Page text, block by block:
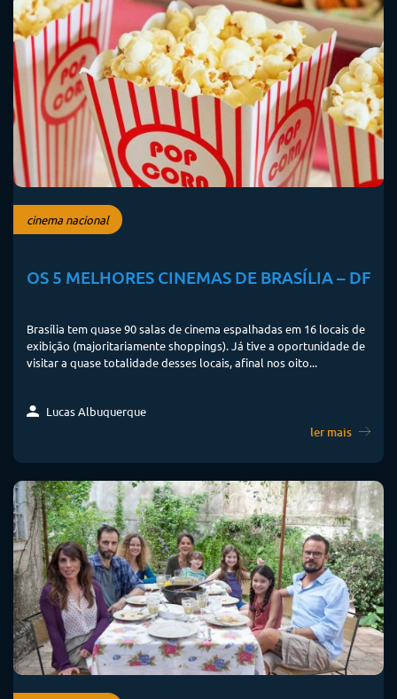
cinema nacional
OS 5 MELHORES CINEMAS DE BRASÍLIA – DF
Brasília tem quase 90 salas de cinema espalhadas em 16 locais de
exibição (majoritariamente shoppings). Já tive a oportunidade de
visitar a quase totalidade desses locais, afinal nos oito...
Lucas Albuquerque
ler mais